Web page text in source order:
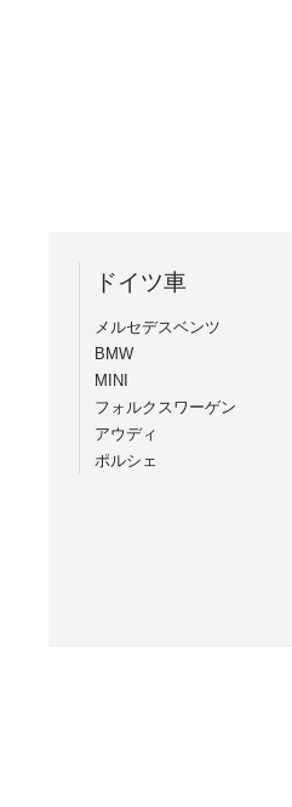
ドイツ車
メルセデスベンツ
BMW
MINI
フォルクスワーゲン
アウディ
ポルシェ